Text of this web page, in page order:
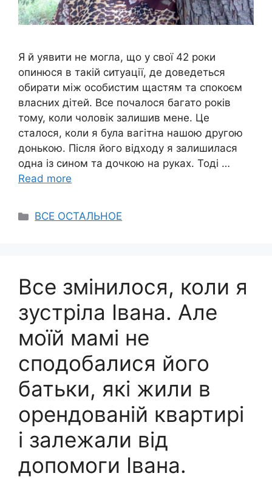
Я й уявити не могла, що у свої 42 роки
опинюся в такій ситуації, де доведеться
обирати між особистим щастям та спокоєм
власних дітей. Все почалося багато років
тому, коли чоловік залишив мене. Це
сталося, коли я була вагітна нашою другою
донькою. Після його відходу я залишилася
одна із сином та дочкою на руках. Тоді …
Read more
Categories
ВСЕ ОСТАЛЬНОЕ
Все змінилося, коли я
зустріла Івана. Але
моїй мамі не
сподобалися його
батьки, які жили в
орендованій квартирі
і залежали від
допомоги Івана.